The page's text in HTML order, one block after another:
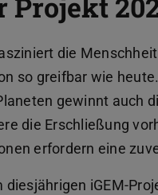
die
so greifbar wie
gewinnt auch
die Erschließung
erfordern eine
diesjährigen iGEM-